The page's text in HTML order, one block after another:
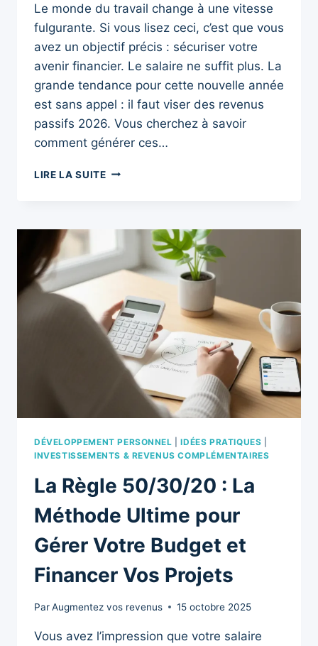
Le monde du travail change à une vitesse
fulgurante. Si vous lisez ceci, c’est que vous
avez un objectif précis : sécuriser votre
avenir financier. Le salaire ne suffit plus. La
grande tendance pour cette nouvelle année
est sans appel : il faut viser des revenus
passifs 2026. Vous cherchez à savoir
comment générer ces…
LIRE LA SUITEREVENUS
MÉTHODES
INFAILLIBLES
POUR
DE
L’ARGENT
DÉVELOPPEMENT PERSONNEL |IDÉES PRATIQUES
INVESTISSEMENTS & REVENUS COMPLÉMENTAIRES
La Règle 50/30/20 : La
Méthode Ultime pour
Gérer Votre Budget et
Financer Vos Projets
ParAugmentez vos revenus 15 octobre 2025
Vous avez l’impression que votre salaire